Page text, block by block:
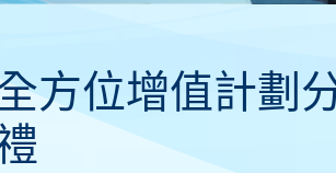
方位增值計劃